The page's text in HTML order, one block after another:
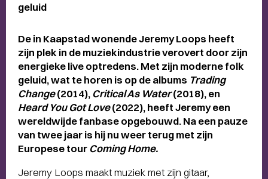
geluid
De in Kaapstad wonende Jeremy Loops heeft
zijn plek in de muziekindustrie verovert door zijn
energieke live optredens. Met zijn moderne folk
geluid, wat te horen is op de albums Trading
Change(2014), Critical As Water(2018), en
Heard You Got Love(2022), heeft Jeremy een
wereldwijde fanbase opgebouwd. Na een pauze
van twee jaar is hij nu weer terug met zijn
Europese tour Coming Home.
Jeremy Loops maakt muziek met zijn gitaar,